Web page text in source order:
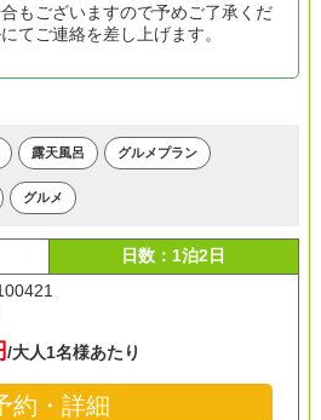
もございますので予めご了承くだ
てご連絡を差し上げます。
露天風呂 グルメプラン
グルメ
日数：1泊2日
/大人1名様あたり
約・詳細